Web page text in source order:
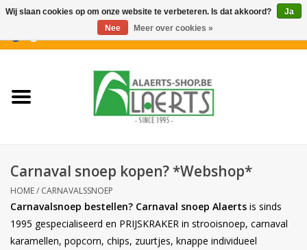
Nieuwigheden
Confiserie
Carnaval snoep kopen? *Webshop*
HOME/ CARNAVALSSNOEP
Carnavalsnoep bestellen? Carnaval snoep Alaerts is sinds
1995 gespecialiseerd en PRIJSKRAKER in strooisnoep, carnaval
karamellen, popcorn, chips, zuurtjes, knappe individueel
Wij slaan cookies op om onze website te verbeteren. Is dat akkoord?
Ja
Nee
Meer over cookies »